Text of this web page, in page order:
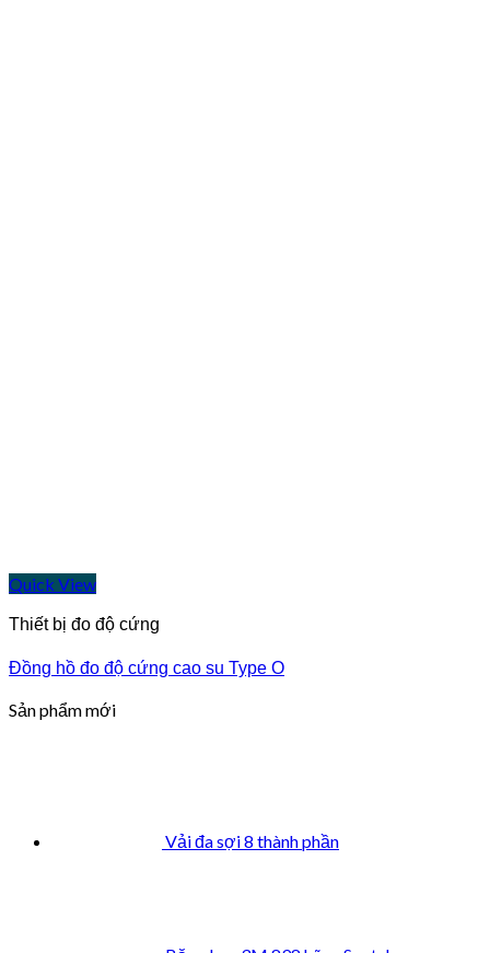
Quick View
Thiết bị đo độ cứng
Đồng hồ đo độ cứng cao su Type O
Sản phẩm mới
Vải đa sợi 8 thành phần